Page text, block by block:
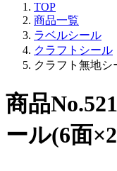
TOP
商品一覧
ラベルシール
クラフトシール
クラフト無地シ
商品
ール(6面